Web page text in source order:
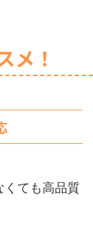
メ！
くても高品質